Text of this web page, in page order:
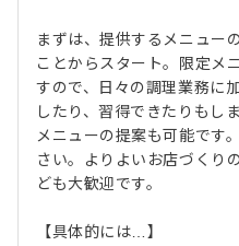
まずは、提供するメニュー
ことからスタート。限定メ
すので、日々の調理業務に
したり、習得できたりもしま
メニューの提案も可能です
さい。よりよいお店づくり
ども大歓迎です。
【具体的には…】